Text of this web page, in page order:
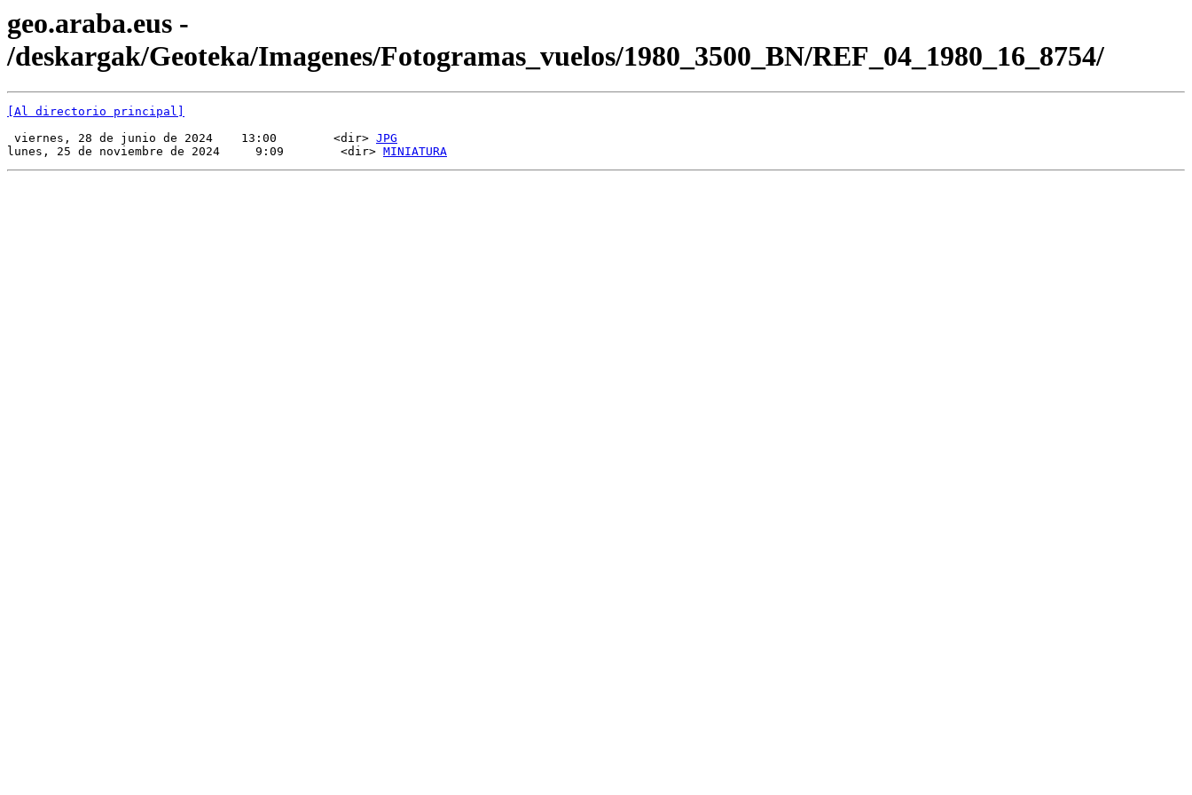
geo.araba.eus -
/deskargak/Geoteka/Imagenes/Fotogramas_vuelos/1980_3500_BN/REF_04_1980_16_8754/
[Al directorio principal]
viernes, 28 de junio de 2024    13:00        <dir> JPG
lunes, 25 de noviembre de 2024     9:09        <dir> MINIATURA